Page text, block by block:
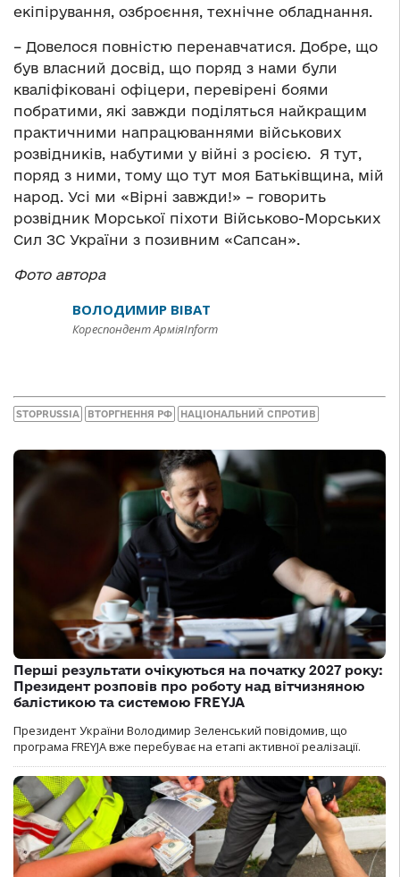
екіпірування, озброєння, технічне обладнання.
– Довелося повністю перенавчатися. Добре, що
був власний досвід, що поряд з нами були
кваліфіковані офіцери, перевірені боями
побратими, які завжди поділяться найкращим
практичними напрацюваннями військових
розвідників, набутими у війні з росією. Я тут,
поряд з ними, тому що тут моя Батьківщина, мій
народ. Усі ми «Вірні завжди!» – говорить
розвідник Морської піхоти Військово-Морських
Сил ЗС України з позивним «Сапсан».
Фото автора
ВОЛОДИМИР ВІВАТ
Кореспондент АрміяInform
STOPRUSSIA ВТОРГНЕННЯ РФ НАЦІОНАЛЬНИЙ СПРОТИВ
Перші результати очікуються на початку 2027 року:
Президент розповів про роботу над вітчизняною
балістикою та системою FREYJA
Президент України Володимир Зеленський повідомив, що
програма FREYJA вже перебуває на етапі активної реалізації.